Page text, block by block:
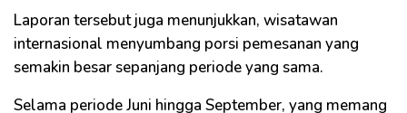
Laporan tersebut juga menunjukkan, wisatawan
internasional menyumbang porsi pemesanan yang
semakin besar sepanjang periode yang sama.
Selama periode Juni hingga September, yang memang